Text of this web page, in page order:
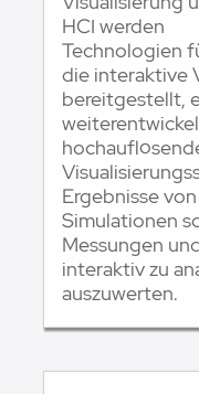
HCI werden
Technologien
die interaktive
bereitgestellt,
Ergebnisse
Simulationen
Messungen
interaktiv zu
auszuwerten.